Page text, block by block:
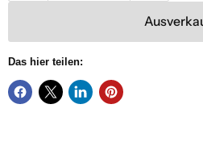
Das hier teilen: